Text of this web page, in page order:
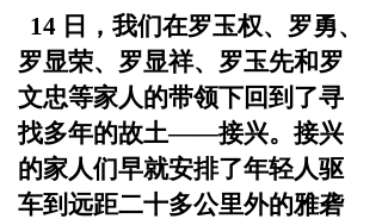
14 日，我们在罗玉权、罗勇、
罗显荣、罗显祥、罗玉先和罗
文忠等家人的带领下回到了寻
找多年的故土——接兴。 接兴
的家人们早就安排了年轻人驱
车到远距二十多公里外的雅砻